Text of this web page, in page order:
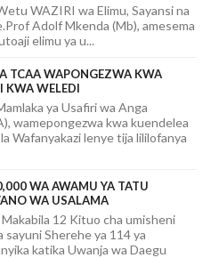
WAZIRI wa Elimu, Sayansi na
Adolf Mkenda (Mb), amesema
elimu ya u...
TCAA WAPONGEZWA KWA
KWA WELEDI
ya Usafiri wa Anga
wamepongezwa kwa kuendelea
Wafanyakazi lenye tija lililofanya
WA AWAMU YA TATU
WA USALAMA
12 Kituo cha umisheni
sayuni Sherehe ya 114 ya
katika Uwanja wa Daegu